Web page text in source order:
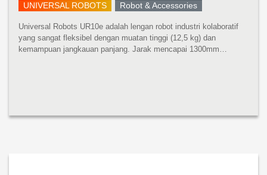
UNIVERSAL ROBOTS Robot & Accessories
Universal Robots UR10e adalah lengan robot industri kolaboratif
yang sangat fleksibel dengan muatan tinggi (12,5 kg) dan
kemampuan jangkauan panjang. Jarak mencapai 1300mm